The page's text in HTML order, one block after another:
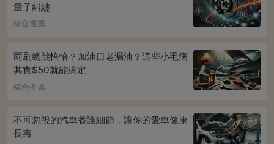
量子糾纏
綜合推薦
雨刷總跳恰恰？加油口老漏油？這些小毛病
其實$50就能搞定
綜合推薦
不可忽視的汽車養護細節，讓你的愛車健康
長壽